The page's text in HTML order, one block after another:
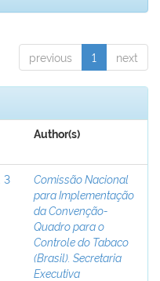
previous 1 next
Author(s)
3
Comissão Nacional
para Implementação
da Convenção-
Quadro para o
Controle do Tabaco
(Brasil). Secretaria
Executiva